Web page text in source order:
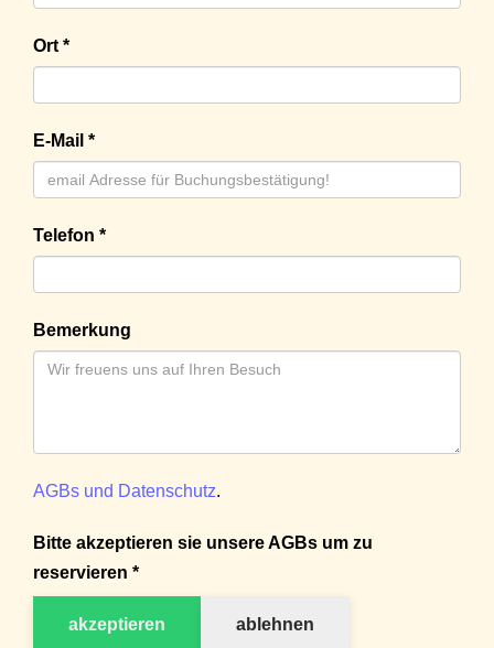
Ort *
E-Mail *
Telefon *
Bemerkung
AGBs und Datenschutz.
Bitte akzeptieren sie unsere AGBs um zu
reservieren *
akzeptieren ablehnen